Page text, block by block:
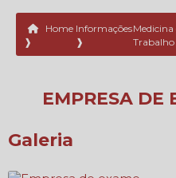
Home
❱
Informações
❱
Medicina
EMPRESA DE
Galeria